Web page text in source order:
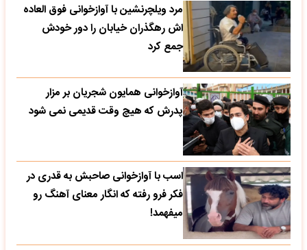
مرد ویلچرنشین با آوازخوانی فوق العاده
اش رهگذران خیابان را دور خودش
جمع کرد
آوازخوانی همایون شجریان بر مزار
پدرش که هیچ وقت قدیمی نمی شود
اسب با آوازخوانی صاحبش به قدری در
فکر فرو رفته که انگار معنای آهنگ رو
میفهمد!